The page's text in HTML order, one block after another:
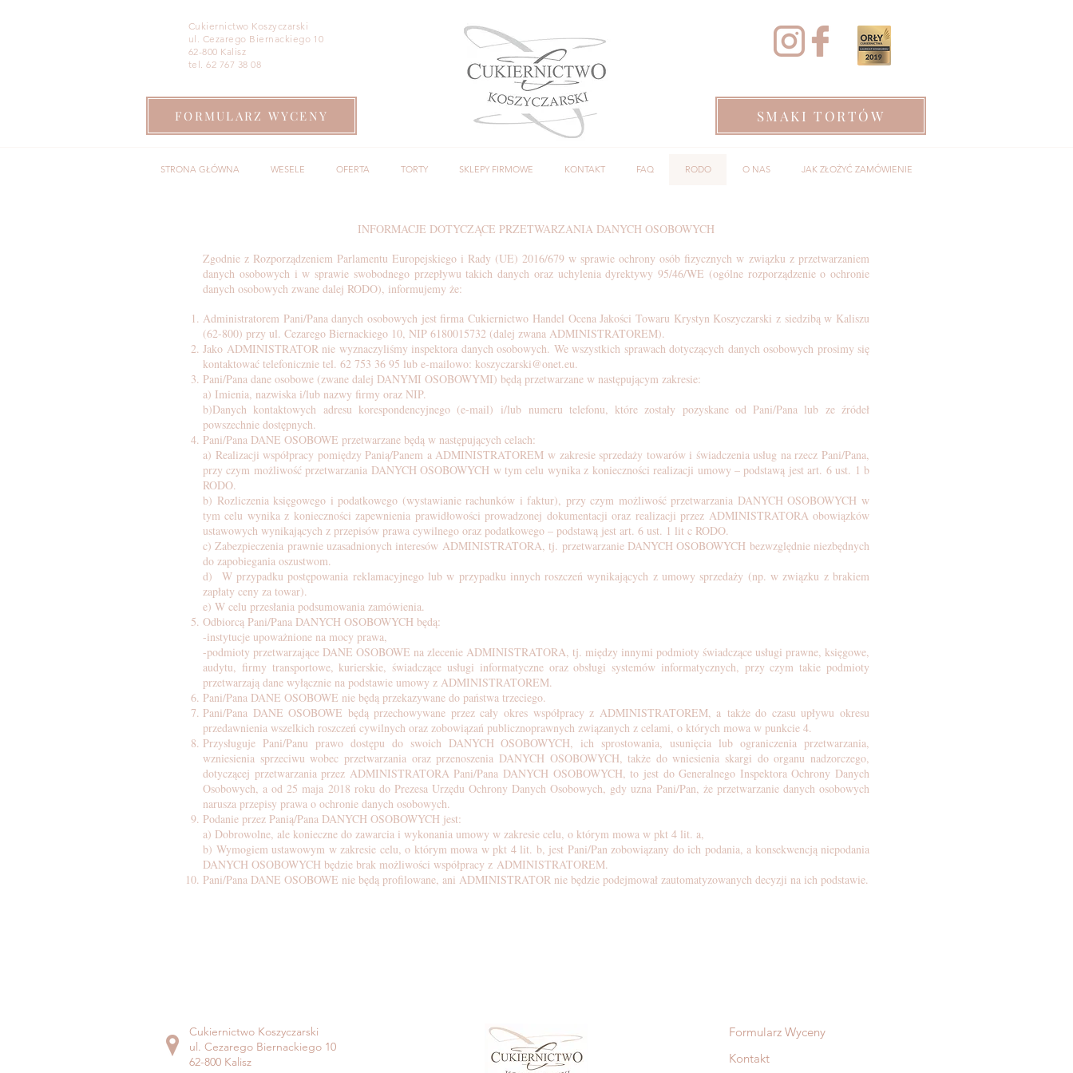
Cukiernictwo Koszyczarski
ul. Cezarego Biernackiego 10
62-800 Kalisz
tel. 62 767 38 08
FORMULARZ WYCENY SMAKI TORTÓW
STRONA GŁÓWNA WESELE OFERTA TORTY SKLEPY FIRMOWE KONTAKT FAQ RODO O NAS JAK ZŁOŻYĆ ZAMÓWIENIE
INFORMACJE DOTYCZĄCE PRZETWARZANIA DANYCH OSOBOWYCH
Zgodnie z Rozporządzeniem Parlamentu Europejskiego i Rady (UE) 2016/679 w sprawie ochrony osób fizycznych w związku z przetwarzaniem
danych osobowych i w sprawie swobodnego przepływu takich danych oraz uchylenia dyrektywy 95/46/WE (ogólne rozporządzenie o ochronie
danych osobowych zwane dalej RODO), informujemy że:
Administratorem Pani/Pana danych osobowych jest firma Cukiernictwo Handel Ocena Jakości Towaru Krystyn Koszyczarski z siedzibą w Kaliszu
(62-800) przy ul. Cezarego Biernackiego 10, NIP 6180015732 (dalej zwana ADMINISTRATOREM).
Jako ADMINISTRATOR nie wyznaczyliśmy inspektora danych osobowych. We wszystkich sprawach dotyczących danych osobowych prosimy się
kontaktować telefonicznie tel. 62 753 36 95 lub e-mailowo: koszyczarski@onet.eu.
Pani/Pana dane osobowe (zwane dalej DANYMI OSOBOWYMI) będą przetwarzane w następującym zakresie:
a) Imienia, nazwiska i/lub nazwy firmy oraz NIP.
b)Danych kontaktowych adresu korespondencyjnego (e-mail) i/lub numeru telefonu, które zostały pozyskane od Pani/Pana lub ze źródeł
powszechnie dostępnych.
Pani/Pana DANE OSOBOWE przetwarzane będą w następujących celach:
a) Realizacji współpracy pomiędzy Panią/Panem a ADMINISTRATOREM w zakresie sprzedaży towarów i świadczenia usług na rzecz Pani/Pana,
przy czym możliwość przetwarzania DANYCH OSOBOWYCH w tym celu wynika z konieczności realizacji umowy – podstawą jest art. 6 ust. 1 b
RODO.
b) Rozliczenia księgowego i podatkowego (wystawianie rachunków i faktur), przy czym możliwość przetwarzania DANYCH OSOBOWYCH w
tym celu wynika z konieczności zapewnienia prawidłowości prowadzonej dokumentacji oraz realizacji przez ADMINISTRATORA obowiązków
ustawowych wynikających z przepisów prawa cywilnego oraz podatkowego – podstawą jest art. 6 ust. 1 lit c RODO.
c) Zabezpieczenia prawnie uzasadnionych interesów ADMINISTRATORA, tj. przetwarzanie DANYCH OSOBOWYCH bezwzględnie niezbędnych
do zapobiegania oszustwom.
d) W przypadku postępowania reklamacyjnego lub w przypadku innych roszczeń wynikających z umowy sprzedaży (np. w związku z brakiem
zapłaty ceny za towar).
e) W celu przesłania podsumowania zamówienia.
Odbiorcą Pani/Pana DANYCH OSOBOWYCH będą:
-instytucje upoważnione na mocy prawa,
-podmioty przetwarzające DANE OSOBOWE na zlecenie ADMINISTRATORA, tj. między innymi podmioty świadczące usługi prawne, księgowe,
audytu, firmy transportowe, kurierskie, świadczące usługi informatyczne oraz obsługi systemów informatycznych, przy czym takie podmioty
przetwarzają dane wyłącznie na podstawie umowy z ADMINISTRATOREM.
Pani/Pana DANE OSOBOWE nie będą przekazywane do państwa trzeciego.
Pani/Pana DANE OSOBOWE będą przechowywane przez cały okres współpracy z ADMINISTRATOREM, a także do czasu upływu okresu
przedawnienia wszelkich roszczeń cywilnych oraz zobowiązań publicznoprawnych związanych z celami, o których mowa w punkcie 4.
Przysługuje Pani/Panu prawo dostępu do swoich DANYCH OSOBOWYCH, ich sprostowania, usunięcia lub ograniczenia przetwarzania,
wzniesienia sprzeciwu wobec przetwarzania oraz przenoszenia DANYCH OSOBOWYCH, także do wniesienia skargi do organu nadzorczego,
dotyczącej przetwarzania przez ADMINISTRATORA Pani/Pana DANYCH OSOBOWYCH, to jest do Generalnego Inspektora Ochrony Danych
Osobowych, a od 25 maja 2018 roku do Prezesa Urzędu Ochrony Danych Osobowych, gdy uzna Pani/Pan, że przetwarzanie danych osobowych
narusza przepisy prawa o ochronie danych osobowych.
Podanie przez Panią/Pana DANYCH OSOBOWYCH jest:
a) Dobrowolne, ale konieczne do zawarcia i wykonania umowy w zakresie celu, o którym mowa w pkt 4 lit. a,
b) Wymogiem ustawowym w zakresie celu, o którym mowa w pkt 4 lit. b, jest Pani/Pan zobowiązany do ich podania, a konsekwencją niepodania
DANYCH OSOBOWYCH będzie brak możliwości współpracy z ADMINISTRATOREM.
Pani/Pana DANE OSOBOWE nie będą profilowane, ani ADMINISTRATOR nie będzie podejmował zautomatyzowanych decyzji na ich podstawie.
Cukiernictwo Koszyczarski
ul. Cezarego Biernackiego 10
62-800 Kalisz
Formularz Wyceny
Kontakt